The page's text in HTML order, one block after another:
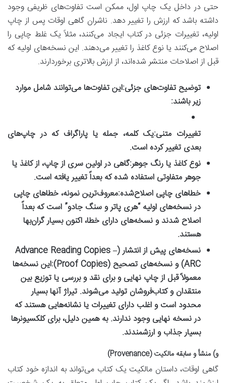
حتی در داخل یک چاپ اول، ممکن است تفاوت‌های ظریفی وجود
داشته باشد که ارزش را تغییر دهد. ناشران گاهی اوقات پس از چاپ
اولیه، تغییرات جزئی در کتاب ایجاد می‌کنند، مثلاً یک غلط چاپی را
اصلاح می‌کنند یا نوع کاغذ را تغییر می‌دهند. این نسخه‌های اولیه که
قبل از اصلاحات منتشر شده‌اند، از ارزش بالاتری برخوردارند.
توضیح تفاوت‌های جزئی:این تفاوت‌ها می‌توانند شامل موارد
زیر باشند:
تغییرات متنی:یک کلمه، جمله یا پاراگراف که در چاپ‌های
بعدی تغییر کرده است.
نوع کاغذ یا رنگ جوهر:گاهی در اولین سری از چاپ، از کاغذ یا
جوهر متفاوتی استفاده شده که بعداً تغییر یافته است.
خطاهای چاپی اصلاح‌شده:معروف‌ترین نمونه، خطاهای چاپی
در نسخه‌های اولیه “هری پاتر و سنگ جادو” است که بعداً
اصلاح شدند و نسخه‌های دارای خطا، اکنون بسیار گران‌بها
هستند.
نسخه‌های پیش از انتشار (Advance Reading Copies –
ARC) و نسخه‌های تصحیح (Proof Copies):
این نسخه‌ها
معمولاً قبل از چاپ نهایی و برای نقد و بررسی یا توزیع بین
منتقدان و کتاب‌فروشان تولید می‌شوند. تیراژ آنها بسیار
محدود است و اغلب دارای تغییرات یا نشانه‌هایی هستند که
در نسخه نهایی وجود ندارند. به همین دلیل، برای کلکسیونرها
بسیار جذاب و ارزشمندند.
و) منشأ و سابقه مالکیت (Provenance)
گاهی اوقات، داستان مالکیت یک کتاب می‌تواند به اندازه خود کتاب